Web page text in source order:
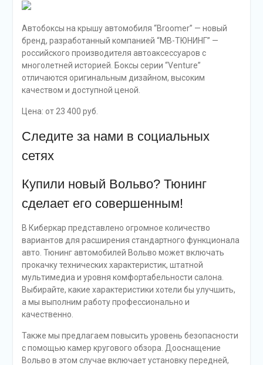
Автобоксы на крышу автомобиля “Broomer” — новый
бренд, разработанный компанией “МВ-ТЮНИНГ” —
российского производителя автоаксессуаров с
многолетней историей. Боксы серии “Venture”
отличаются оригинальным дизайном, высоким
качеством и доступной ценой.
Цена: от 23 400 руб.
Следите за нами в cоциальных
cетях
Купили новый Вольво? Тюнинг
сделает его совершенным!
В Киберкар представлено огромное количество
вариантов для расширения стандартного функционала
авто. Тюнинг автомобилей Вольво может включать
прокачку технических характеристик, штатной
мультимедиа и уровня комфортабельности салона.
Выбирайте, какие характеристики хотели бы улучшить,
а мы выполним работу профессионально и
качественно.
Также мы предлагаем повысить уровень безопасности
с помощью камер кругового обзора. Дооснащение
Вольво в этом случае включает установку передней,